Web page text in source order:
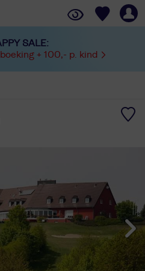
SALE:
+ 100,- p. kind